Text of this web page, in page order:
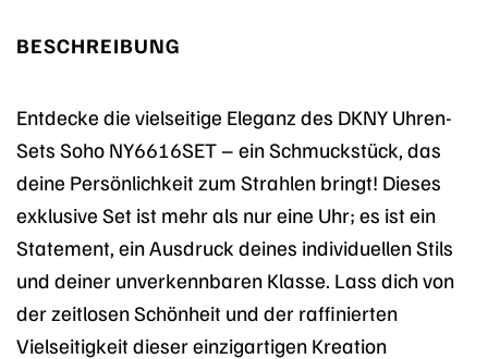
BESCHREIBUNG
Entdecke die vielseitige Eleganz des DKNY Uhren-
Sets Soho NY6616SET – ein Schmuckstück, das
deine Persönlichkeit zum Strahlen bringt! Dieses
exklusive Set ist mehr als nur eine Uhr; es ist ein
Statement, ein Ausdruck deines individuellen Stils
und deiner unverkennbaren Klasse. Lass dich von
der zeitlosen Schönheit und der raffinierten
Vielseitigkeit dieser einzigartigen Kreation